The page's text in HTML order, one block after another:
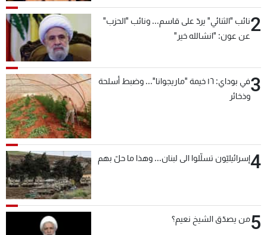
2نائب "الثنائي" يردّ على قاسم... ونائب "الحزب"
عن عون: "انشالله خير"
3
في بوداي: ١٦ خيمة "ماريجوانا"... وضبط أسلحة
وذخائر
4إسرائيليّون تسلّلوا الى لبنان... وهذا ما حلّ بهم
5من يصدّق الشيخ نعيم؟